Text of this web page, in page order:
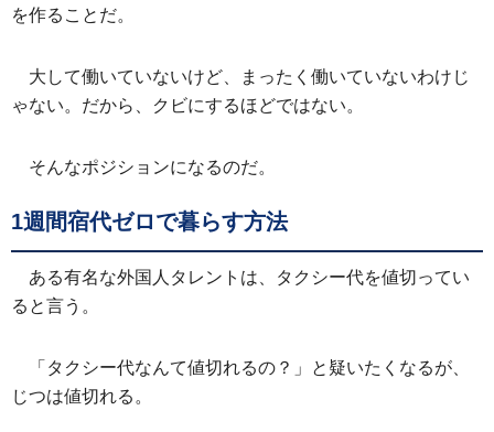
を作ることだ。
大して働いていないけど、まったく働いていないわけじ
ゃない。だから、クビにするほどではない。
そんなポジションになるのだ。
1週間宿代ゼロで暮らす方法
ある有名な外国人タレントは、タクシー代を値切ってい
ると言う。
「タクシー代なんて値切れるの？」と疑いたくなるが、
じつは値切れる。